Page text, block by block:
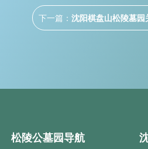
下一篇： 沈阳棋盘山松陵墓
松陵公墓园导航